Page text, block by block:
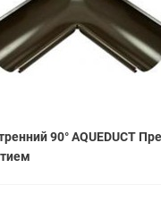
90° AQUEDUCT